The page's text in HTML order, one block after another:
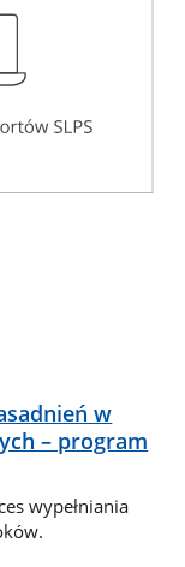
w
– program
wypełniania